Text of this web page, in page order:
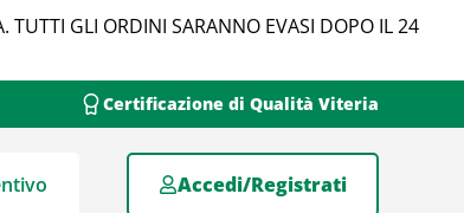
TUTTI GLI ORDINI SARANNO EVASI DOPO IL 24
Certificazione di Qualità Viteria
Accedi/Registrati